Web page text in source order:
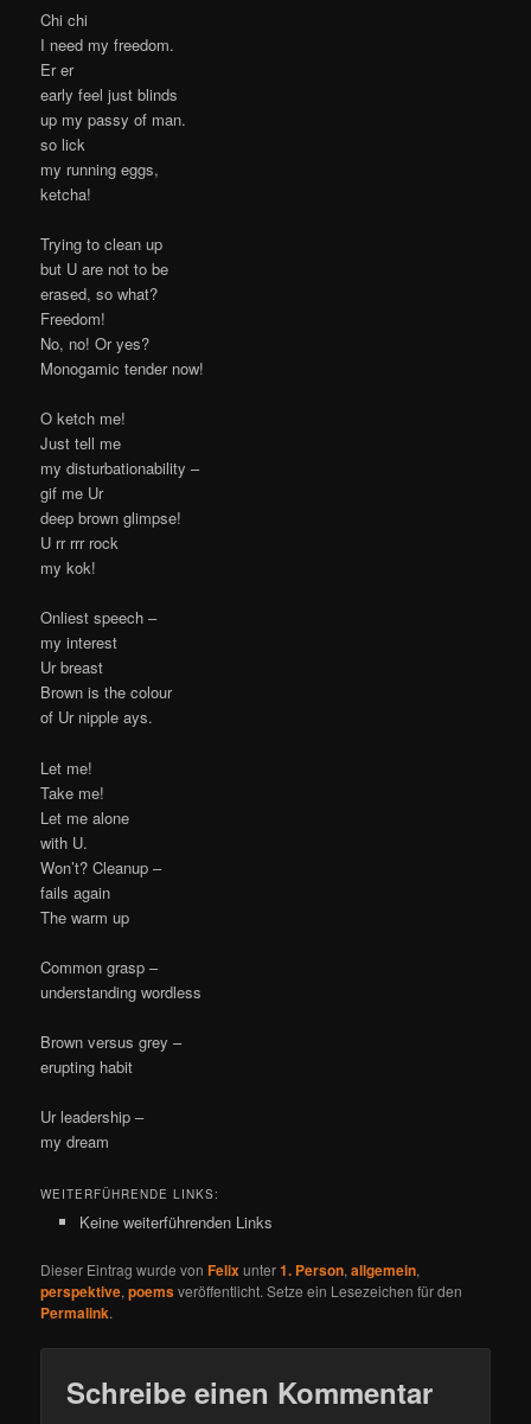
Chi chi
I need my freedom.
Er er
early feel just blinds
up my passy of man.
so lick
my running eggs,
ketcha!
Trying to clean up
but U are not to be
erased, so what?
Freedom!
No, no! Or yes?
Monogamic tender now!
O ketch me!
Just tell me
my disturbationability –
gif me Ur
deep brown glimpse!
U rr rrr rock
my kok!
Onliest speech –
my interest
Ur breast
Brown is the colour
of Ur nipple ays.
Let me!
Take me!
Let me alone
with U.
Won’t? Cleanup –
fails again
The warm up
Common grasp –
understanding wordless
Brown versus grey –
erupting habit
Ur leadership –
my dream
WEITERFÜHRENDE LINKS:
Keine weiterführenden Links
Dieser Eintrag wurde vonFelixunter1. Person,allgemein,
perspektive,poemsveröffentlicht. Setze ein Lesezeichen für den
Permalink.
Schreibe einen Kommentar